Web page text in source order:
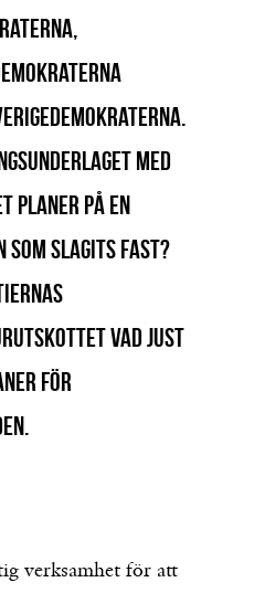
med
planer på en
som slagits fast?
vad just
för
verksamhet för att